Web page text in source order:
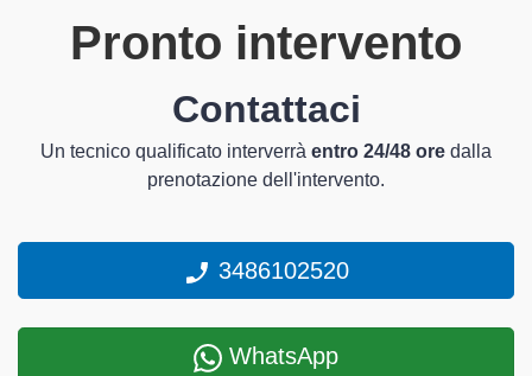
Pronto intervento
Contattaci
Un tecnico qualificato interverrà entro 24/48 ore dalla
prenotazione dell'intervento.
3486102520
WhatsApp